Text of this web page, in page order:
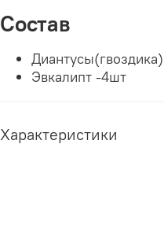
Состав
Эвкалипт -4шт
Характеристики